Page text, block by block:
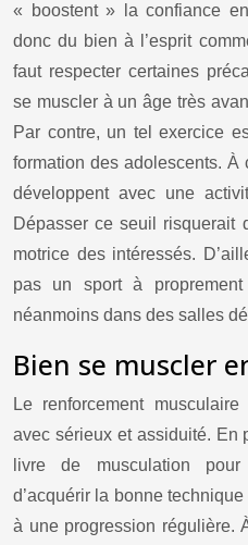
« boostent » la confiance
donc du bien à l’esprit
faut respecter certaines
se muscler à un âge très
Par contre, un tel exercice
formation des adolescents.
développent avec une
Dépasser ce seuil risquerait
motrice des intéressés.
pas un sport à
néanmoins dans des salles
Bien se muscler
Le renforcement
avec sérieux et assiduité. En
livre de musculation pour
d’acquérir la bonne
à une progression régulière.